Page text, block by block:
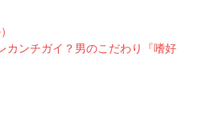
カンチガイ？男のこだわり『嗜好